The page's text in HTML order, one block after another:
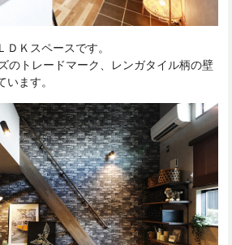
Ｋスペースです。
のトレードマーク、レンガタイル柄の壁
ます。